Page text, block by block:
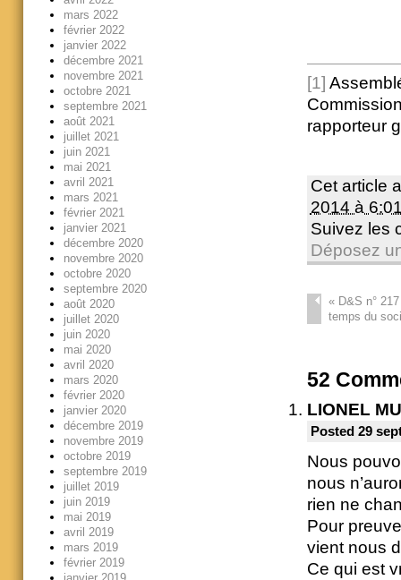
[1]
rapporteur
Cet article
2014 à
Suivez les
Déposez
«D&S n°
temps du
52
LIONEL
Posted 29
Nous
nous
rien ne
Pour
vient nous
Ce qui est
mars 2022
février 2022
janvier 2022
décembre 2021
novembre 2021
octobre 2021
septembre 2021
août 2021
juillet 2021
juin 2021
mai 2021
avril 2021
mars 2021
février 2021
janvier 2021
décembre 2020
novembre 2020
octobre 2020
septembre 2020
août 2020
juillet 2020
juin 2020
mai 2020
avril 2020
mars 2020
février 2020
janvier 2020
décembre 2019
novembre 2019
octobre 2019
septembre 2019
juillet 2019
juin 2019
mai 2019
avril 2019
mars 2019
février 2019